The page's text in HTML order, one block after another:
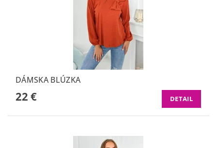
DÁMSKA BLÚZKA
22 € DETAIL